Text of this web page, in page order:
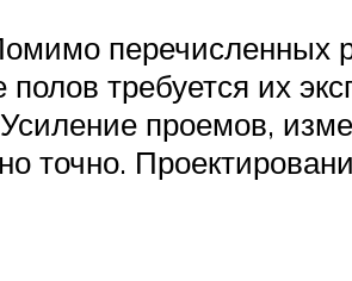
перечисленных
требуется их
проемов,
точно.